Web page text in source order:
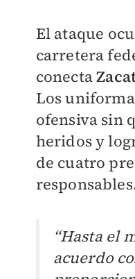
El ataque
carretera
conecta
Los
ofensiva sin
heridos y
de cuatro
“Hasta el
acuerdo